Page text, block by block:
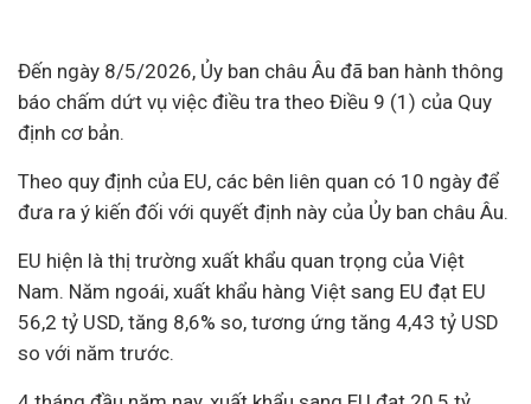
Đến ngày 8/5/2026, Ủy ban châu Âu đã ban hành thông
báo chấm dứt vụ việc điều tra theo Điều 9 (1) của Quy
định cơ bản.
Theo quy định của EU, các bên liên quan có 10 ngày để
đưa ra ý kiến đối với quyết định này của Ủy ban châu Âu.
EU hiện là thị trường xuất khẩu quan trọng của Việt
Nam. Năm ngoái, xuất khẩu hàng Việt sang EU đạt EU
56,2 tỷ USD, tăng 8,6% so, tương ứng tăng 4,43 tỷ USD
so với năm trước.